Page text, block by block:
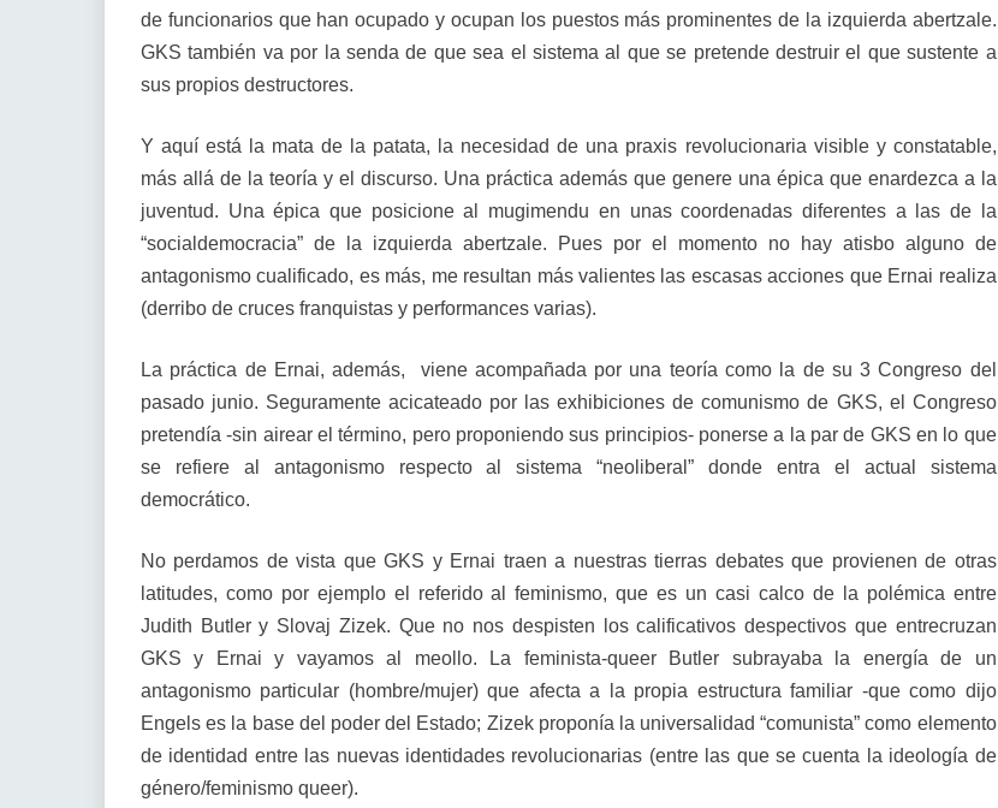
de funcionarios que han ocupado y ocupan los puestos más prominentes de la izquierda abertzale.
GKS también va por la senda de que sea el sistema al que se pretende destruir el que sustente a
sus propios destructores.
Y aquí está la mata de la patata, la necesidad de una praxis revolucionaria visible y constatable,
más allá de la teoría y el discurso. Una práctica además que genere una épica que enardezca a la
juventud. Una épica que posicione al mugimendu en unas coordenadas diferentes a las de la
“socialdemocracia” de la izquierda abertzale. Pues por el momento no hay atisbo alguno de
antagonismo cualificado, es más, me resultan más valientes las escasas acciones que Ernai realiza
(derribo de cruces franquistas y performances varias).
La práctica de Ernai, además, viene acompañada por una teoría como la de su 3 Congreso del
pasado junio. Seguramente acicateado por las exhibiciones de comunismo de GKS, el Congreso
pretendía -sin airear el término, pero proponiendo sus principios- ponerse a la par de GKS en lo que
se refiere al antagonismo respecto al sistema “neoliberal” donde entra el actual sistema
democrático.
No perdamos de vista que GKS y Ernai traen a nuestras tierras debates que provienen de otras
latitudes, como por ejemplo el referido al feminismo, que es un casi calco de la polémica entre
Judith Butler y Slovaj Zizek. Que no nos despisten los calificativos despectivos que entrecruzan
GKS y Ernai y vayamos al meollo. La feminista-queer Butler subrayaba la energía de un
antagonismo particular (hombre/mujer) que afecta a la propia estructura familiar -que como dijo
Engels es la base del poder del Estado; Zizek proponía la universalidad “comunista” como elemento
de identidad entre las nuevas identidades revolucionarias (entre las que se cuenta la ideología de
género/feminismo queer).